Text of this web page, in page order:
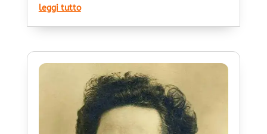
leggi tutto